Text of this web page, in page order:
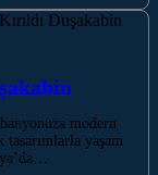
modern
yaşam